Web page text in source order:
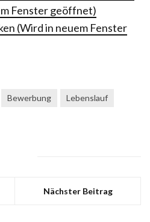
Fenster geöffnet)
(Wird in neuem Fenster
Bewerbung
Lebenslauf
Nächster Beitrag